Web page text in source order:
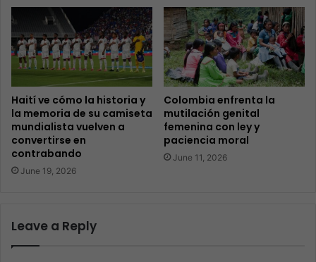
Haití ve cómo la historia y
la memoria de su camiseta
mundialista vuelven a
convertirse en
contrabando
June 19, 2026
Colombia enfrenta la
mutilación genital
femenina con ley y
paciencia moral
June 11, 2026
Leave a Reply